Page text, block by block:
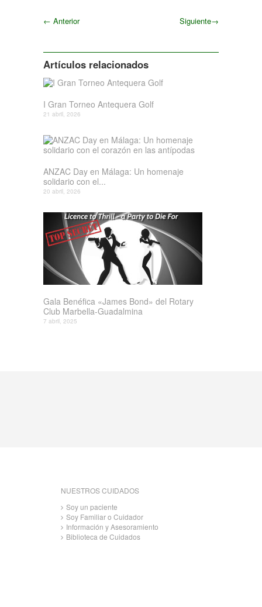
← Anterior Siguiente→
Artículos relacionados
I Gran Torneo Antequera Golf
21 abril, 2026
ANZAC Day en Málaga: Un homenaje
solidario con el...
20 abril, 2026
Gala Benéfica «James Bond» del Rotary
Club Marbella-Guadalmina
7 abril, 2025
NUESTROS CUIDADOS
Soy un paciente
Soy Familiar o Cuidador
Información y Asesoramiento
Biblioteca de Cuidados